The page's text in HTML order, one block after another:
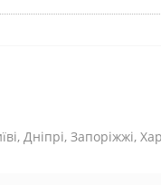
Дніпрі, Запоріжжі,